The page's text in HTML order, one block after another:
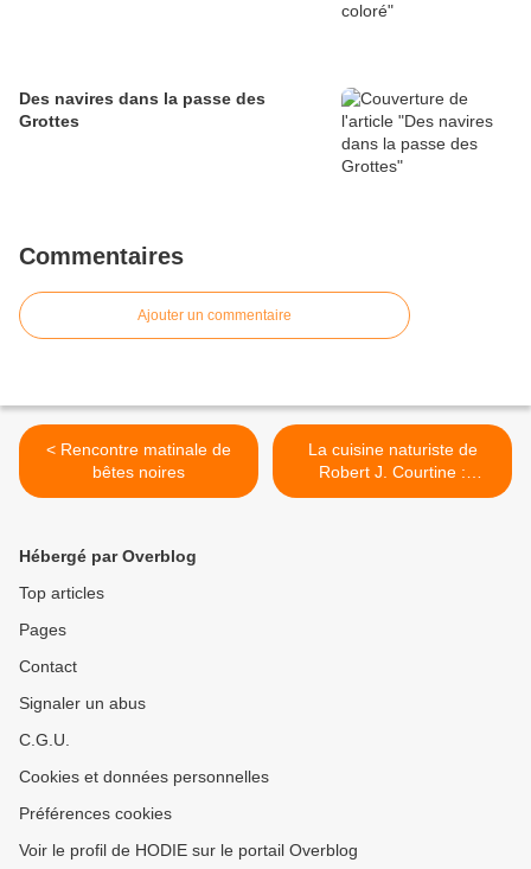
Des navires dans la passe des
Grottes
Commentaires
Ajouter un commentaire
< Rencontre matinale de
bêtes noires
La cuisine naturiste de
Robert J. Courtine :
"...l'assassin n'est pas à
Hébergé par Overblog
Top articles
Pages
Contact
Signaler un abus
C.G.U.
Cookies et données personnelles
Préférences cookies
Voir le profil de HODIE sur le portail Overblog